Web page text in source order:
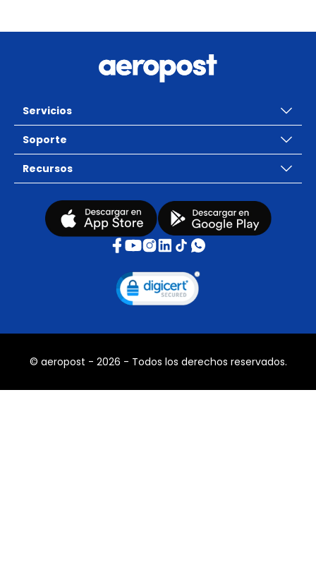
Servicios
Soporte
Recursos
© aeropost - 2026 - Todos los derechos reservados.